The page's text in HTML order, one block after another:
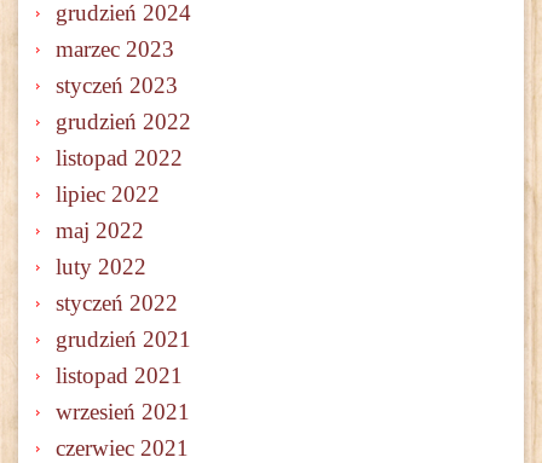
grudzień 2024
marzec 2023
styczeń 2023
grudzień 2022
listopad 2022
lipiec 2022
maj 2022
luty 2022
styczeń 2022
grudzień 2021
listopad 2021
wrzesień 2021
czerwiec 2021